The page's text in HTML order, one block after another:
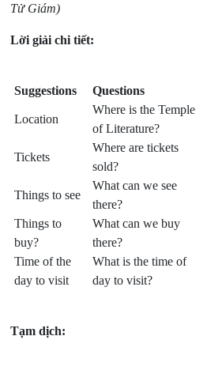
Tử Giám)
Lời giải chi tiết:
Suggestions Questions
Location
Where is the Temple
of Literature?
Tickets
Where are tickets
sold?
Things to see
What can we see
there?
Things to
buy?
What can we buy
there?
Time of the
day to visit
What is the time of
day to visit?
Tạm dịch: